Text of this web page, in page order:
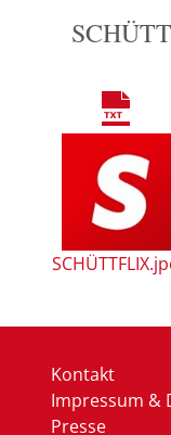
Kontakt
Impressum &
Presse